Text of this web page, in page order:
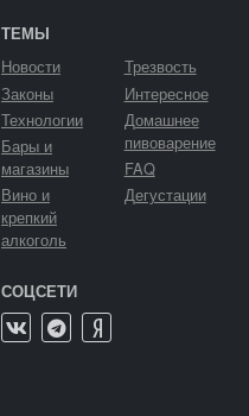
ТЕМЫ
Новости
Законы
Технологии
Бары и
магазины
Вино и
крепкий
алкоголь
Трезвость
Интересное
Домашнее
пивоварение
FAQ
Дегустации
СОЦСЕТИ